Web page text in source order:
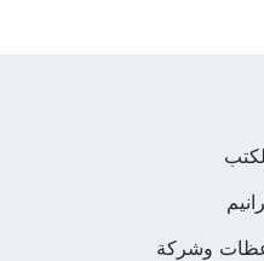
وشركة